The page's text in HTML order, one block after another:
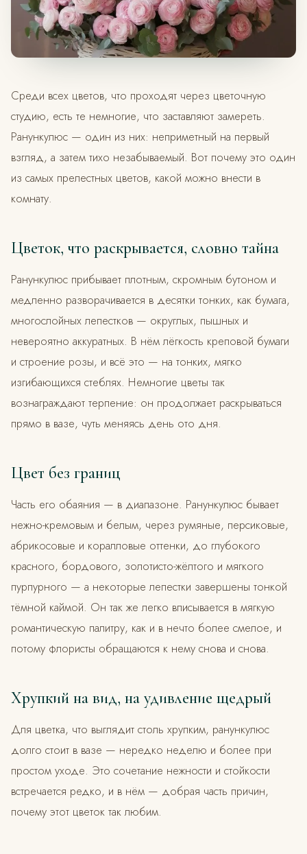
Среди всех цветов, что проходят через цветочную
студию, есть те немногие, что заставляют замереть.
Ранункулюс — один из них: неприметный на первый
взгляд, а затем тихо незабываемый. Вот почему это один
из самых прелестных цветов, какой можно внести в
комнату.
Цветок, что раскрывается, словно тайна
Ранункулюс прибывает плотным, скромным бутоном и
медленно разворачивается в десятки тонких, как бумага,
многослойных лепестков — округлых, пышных и
невероятно аккуратных. В нём лёгкость креповой бумаги
и строение розы, и всё это — на тонких, мягко
изгибающихся стеблях. Немногие цветы так
вознаграждают терпение: он продолжает раскрываться
прямо в вазе, чуть меняясь день ото дня.
Цвет без границ
Часть его обаяния — в диапазоне. Ранункулюс бывает
нежно-кремовым и белым, через румяные, персиковые,
абрикосовые и коралловые оттенки, до глубокого
красного, бордового, золотисто-жёлтого и мягкого
пурпурного — а некоторые лепестки завершены тонкой
тёмной каймой. Он так же легко вписывается в мягкую
романтическую палитру, как и в нечто более смелое, и
потому флористы обращаются к нему снова и снова.
Хрупкий на вид, на удивление щедрый
Для цветка, что выглядит столь хрупким, ранункулюс
долго стоит в вазе — нередко неделю и более при
простом уходе. Это сочетание нежности и стойкости
встречается редко, и в нём — добрая часть причин,
почему этот цветок так любим.